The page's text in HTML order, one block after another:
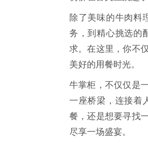
除了美味的牛肉料
务，到精心挑选的
求。在这里，你不
美好的用餐时光。
牛掌柜，不仅仅是
一座桥梁，连接着
餐，还是想要寻找
尽享一场盛宴。